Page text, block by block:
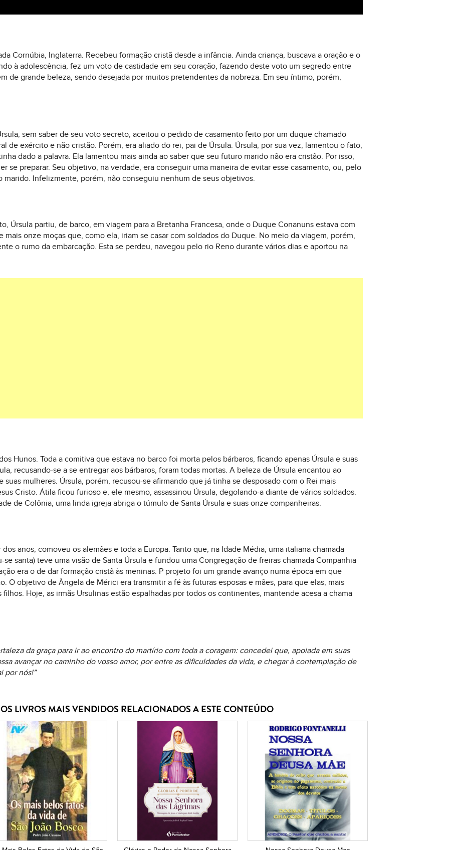
Cornúbia, Inglaterra. Recebeu formação cristã desde a infância. Ainda criança, buscava a oração e o
à adolescência, fez um voto de castidade em seu coração, fazendo deste voto um segredo entre
de grande beleza, sendo desejada por muitos pretendentes da nobreza. Em seu íntimo, porém,
sem saber de seu voto secreto, aceitou o pedido de casamento feito por um duque chamado
de exército e não cristão. Porém, era aliado do rei, pai de Úrsula. Úrsula, por sua vez, lamentou o fato,
dado a palavra. Ela lamentou mais ainda ao saber que seu futuro marido não era cristão. Por isso,
se preparar. Seu objetivo, na verdade, era conseguir uma maneira de evitar esse casamento, ou, pelo
marido. Infelizmente, porém, não conseguiu nenhum de seus objetivos.
Úrsula partiu, de barco, em viagem para a Bretanha Francesa, onde o Duque Conanuns estava com
onze moças que, como ela, iriam se casar com soldados do Duque. No meio da viagem, porém,
o rumo da embarcação. Esta se perdeu, navegou pelo rio Reno durante vários dias e aportou na
Hunos. Toda a comitiva que estava no barco foi morta pelos bárbaros, ficando apenas Úrsula e suas
recusando-se a se entregar aos bárbaros, foram todas mortas. A beleza de Úrsula encantou ao
mulheres. Úrsula, porém, recusou-se afirmando que já tinha se desposado com o Rei mais
Cristo. Átila ficou furioso e, ele mesmo, assassinou Úrsula, degolando-a diante de vários soldados.
de Colônia, uma linda igreja abriga o túmulo de Santa Úrsula e suas onze companheiras.
anos, comoveu os alemães e toda a Europa. Tanto que, na Idade Média, uma italiana chamada
santa) teve uma visão de Santa Úrsula e fundou uma Congregação de freiras chamada Companhia
era o de dar formação cristã às meninas. P projeto foi um grande avanço numa época em que
O objetivo de Ângela de Mérici era transmitir a fé às futuras esposas e mães, para que elas, mais
Hoje, as irmãs Ursulinas estão espalhadas por todos os continentes, mantende acesa a chama
da graça para ir ao encontro do martírio com toda a coragem: concedei que, apoiada em suas
avançar no caminho do vosso amor, por entre as dificuldades da vida, e chegar à contemplação de
por nós!”
LIVROS MAIS VENDIDOS RELACIONADOS A ESTE CONTEÚDO